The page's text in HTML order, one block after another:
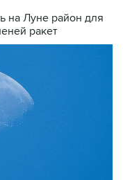
на Луне район для
ракет